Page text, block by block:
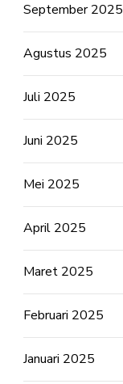
September 2025
Agustus 2025
Juli 2025
Juni 2025
Mei 2025
April 2025
Maret 2025
Februari 2025
Januari 2025